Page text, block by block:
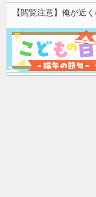
【閲覧注意】俺が近